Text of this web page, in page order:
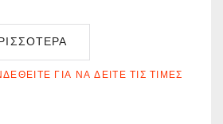
ΓΙΑ ΝΑ ΔΕΊΤΕ ΤΙΣ ΤΙΜΈΣ